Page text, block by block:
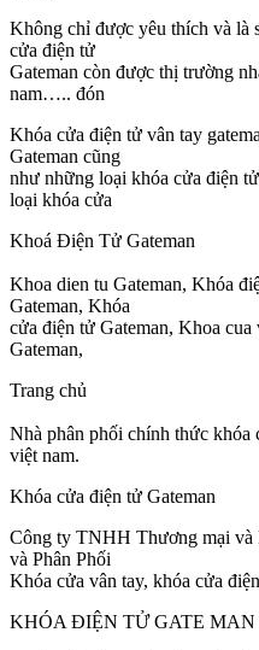
Không chỉ được yêu thích và là
cửa điện tử
Gateman còn được thị trường
nam….. đón
Khóa cửa điện tử vân tay
Gateman cũng
như những loại khóa cửa điện
loại khóa cửa
Khoá Điện Tử Gateman
Khoa dien tu Gateman, Khóa
Gateman, Khóa
cửa điện tử Gateman, Khoa
Gateman,
Trang chủ
Nhà phân phối chính thức khóa
việt nam.
Khóa cửa điện tử Gateman
Công ty TNHH Thương mại và
và Phân Phối
Khóa cửa vân tay, khóa cửa
KHÓA ĐIỆN TỬ GATE MAN